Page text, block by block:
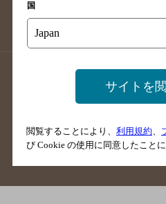
国
サイトを
閲覧することにより、 利用規約、
び Cookie の使用に同意したことに